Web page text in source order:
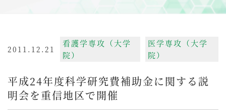
2011.12.21
看護学専攻（大学
院）
医学専攻（大学
院）
平成24年度科学研究費補助金に関する説
明会を重信地区で開催